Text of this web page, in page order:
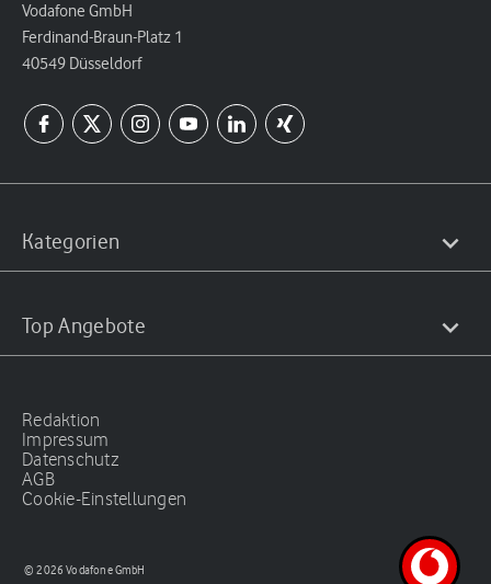
Vodafone GmbH
Ferdinand-Braun-Platz 1
40549 Düsseldorf
Kategorien
Top Angebote
Redaktion
Impressum
Datenschutz
AGB
Cookie-Einstellungen
© 2026 Vodafone GmbH